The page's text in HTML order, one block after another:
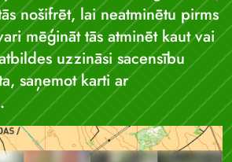
nošifrēt, lai neatminētu pirms
mēģināt tās atminēt kaut vai
uzzināsi sacensību
saņemot karti ar